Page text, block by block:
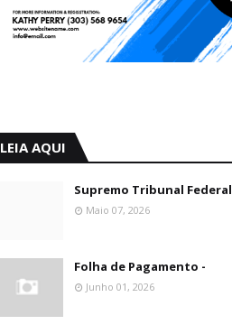
LEIA AQUI
Supremo Tribunal Federal
Maio 07, 2026
Folha de Pagamento -
Junho 01, 2026